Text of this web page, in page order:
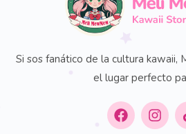
Si sos fanático de la cultura
el lugar perfecto